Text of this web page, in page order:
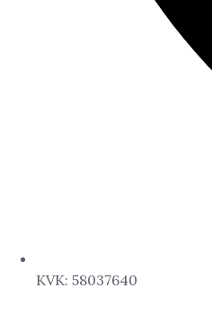
KVK: 58037640